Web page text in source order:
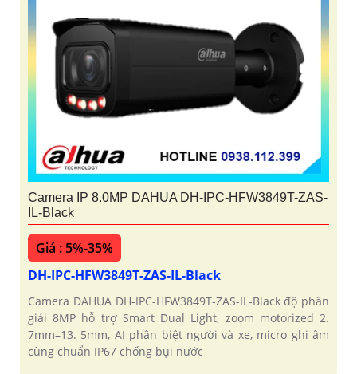
Camera IP 8.0MP DAHUA DH-IPC-HFW3849T-ZAS-
IL-Black
Giá : 5%-35%
DH-IPC-HFW3849T-ZAS-IL-Black
Camera DAHUA DH-IPC-HFW3849T-ZAS-IL-Black độ phân
giải 8MP hỗ trợ Smart Dual Light, zoom motorized 2.
7mm–13. 5mm, AI phân biệt người và xe, micro ghi âm
cùng chuẩn IP67 chống bụi nước